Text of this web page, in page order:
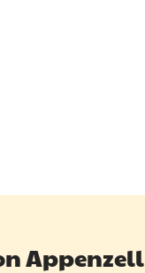
Appenzell